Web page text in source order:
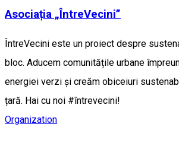
Asociația „ÎntreVecini”
ÎntreVecini este un proiect despre
bloc. Aducem comunitățile urbane
energiei verzi și creăm obiceiuri
țară. Hai cu noi #întrevecini!
Organization